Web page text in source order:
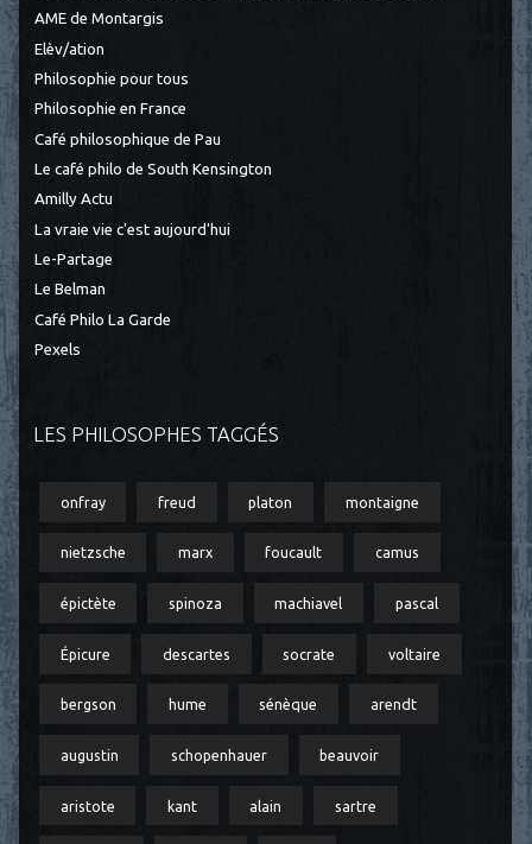
AME de Montargis
Elèv/ation
Philosophie pour tous
Philosophie en France
Café philosophique de Pau
Le café philo de South Kensington
Amilly Actu
La vraie vie c'est aujourd'hui
Le-Partage
Le Belman
Café Philo La Garde
Pexels
LES PHILOSOPHES TAGGÉS
onfray freud platon montaigne
nietzsche marx foucault camus
épictète spinoza machiavel pascal
Épicure descartes socrate voltaire
bergson hume sénèque arendt
augustin schopenhauer beauvoir
aristote kant alain sartre